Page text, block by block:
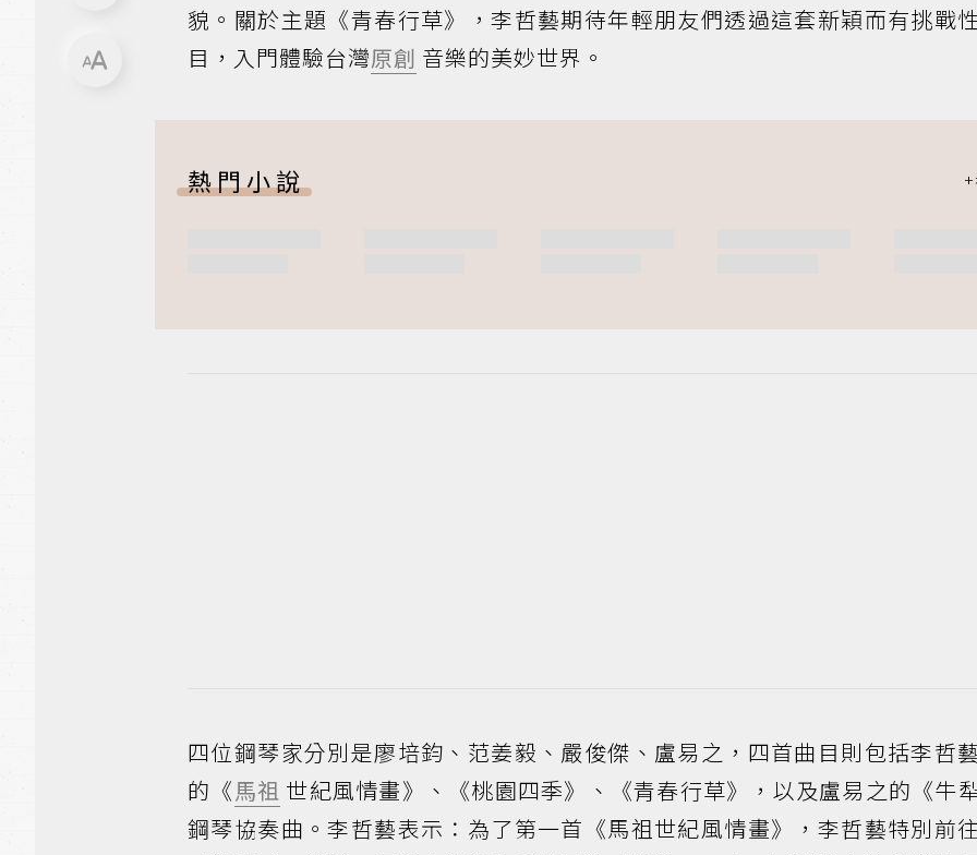
貌。關於主題《青春行草》，李哲藝期待年輕朋友們透過這套新穎而有挑戰
目，入門體驗台灣原創 音樂的美妙世界。
熱門小說
四位鋼琴家分別是廖培鈞、范姜毅、嚴俊傑、盧易之，四首曲目則包括李哲
的《馬祖 世紀風情畫》、《桃園四季》、《青春行草》，以及盧易之的《牛
鋼琴協奏曲。李哲藝表示：為了第一首《馬祖世紀風情畫》，李哲藝特別前